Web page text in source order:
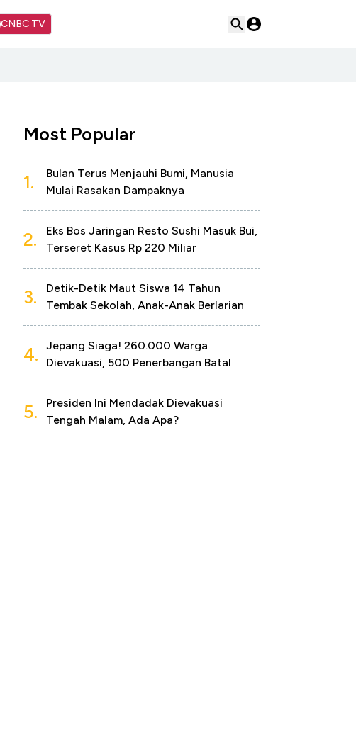
CNBC TV
Most Popular
1.
Bulan Terus Menjauhi Bumi, Manusia
Mulai Rasakan Dampaknya
2.
Eks Bos Jaringan Resto Sushi Masuk Bui,
Terseret Kasus Rp 220 Miliar
3.
Detik-Detik Maut Siswa 14 Tahun
Tembak Sekolah, Anak-Anak Berlarian
4.
Jepang Siaga! 260.000 Warga
Dievakuasi, 500 Penerbangan Batal
5.
Presiden Ini Mendadak Dievakuasi
Tengah Malam, Ada Apa?